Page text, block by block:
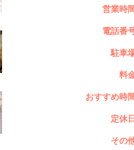
営業時
電話番
駐車
料
おすすめ時
定休日
その